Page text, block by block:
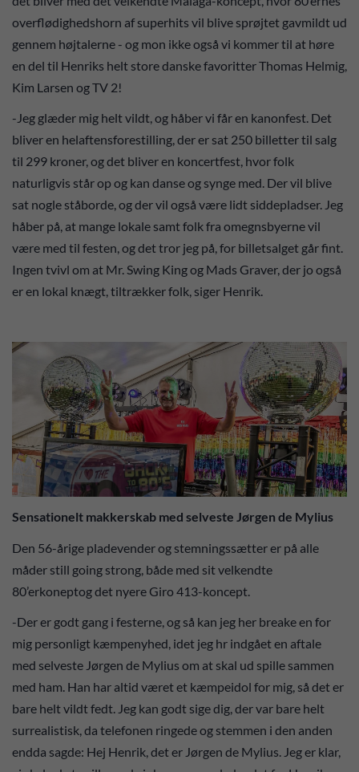
overflødighedshorn af superhits vil blive sprøjtet gavmildt ud
gennem højtalerne - og mon ikke også vi kommer til at høre
en del til Henriks helt store danske favoritter Thomas Helmig,
Kim Larsen og TV 2!
-Jeg glæder mig helt vildt, og håber vi får en kanonfest. Det
bliver en helaftensforestilling, der er sat 250 billetter til salg
til 299 kroner, og det bliver en koncertfest, hvor folk
naturligvis står op og kan danse og synge med. Der vil blive
sat nogle ståborde, og der vil også være lidt siddepladser. Jeg
håber på, at mange lokale samt folk fra omegnsbyerne vil
være med til festen, og det tror jeg på, for billetsalget går fint.
Ingen tvivl om at Mr. Swing King og Mads Graver, der jo også
er en lokal knægt, tiltrækker folk, siger Henrik.
Sensationelt makkerskab med selveste Jørgen de Mylius
Den 56-årige pladevender og stemningssætter er på alle
måder still going strong, både med sit velkendte
80’erkoneptog det nyere Giro 413-koncept.
-Der er godt gang i festerne, og så kan jeg her breake en for
mig personligt kæmpenyhed, idet jeg hr indgået en aftale
med selveste Jørgen de Mylius om at skal ud spille sammen
med ham. Han har altid været et kæmpeidol for mig, så det er
bare helt vildt fedt. Jeg kan godt sige dig, der var bare helt
surrealistisk, da telefonen ringede og stemmen i den anden
endda sagde: Hej Henrik, det er Jørgen de Mylius. Jeg er klar,